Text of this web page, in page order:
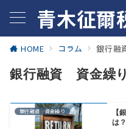
青木征爾
HOME コラム 銀行融
銀行融資 資金繰り
銀行融資 資金繰り
【
は？